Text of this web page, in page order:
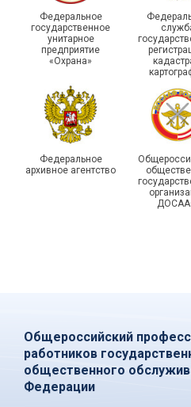
215-й юбилей
государственной
статистики отметили в
Республике Саха (Якутия)
Федеральное
государственное
унитарное
предприятие
«Охрана»
Федеральное
архивное агентство
Общероссийский
работников
общественного
Федерации